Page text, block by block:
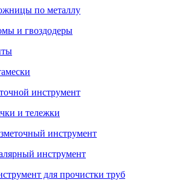
по металлу
и гвоздодеры
инструмент
и тележки
инструмент
инструмент
для прочистки труб